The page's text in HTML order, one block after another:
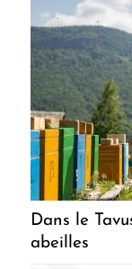
Dans le
abeilles